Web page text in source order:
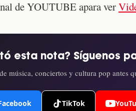
de YOUTUBE apara ver
esta nota? Síguenos
música, conciertos y cultura pop antes
TikTok